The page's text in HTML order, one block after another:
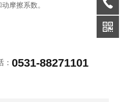
摩擦系数。
：0531-88271101